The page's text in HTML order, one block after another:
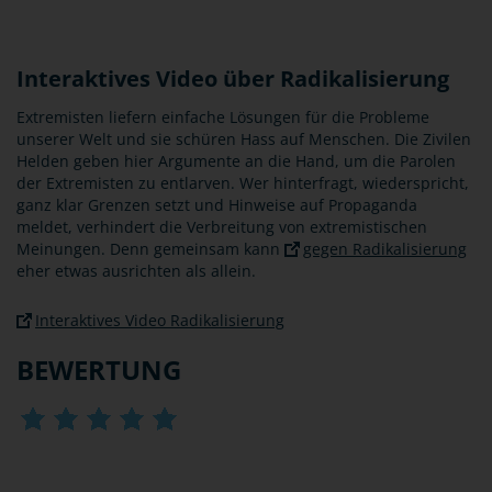
Interaktives Video über Radikalisierung
Extremisten liefern einfache Lösungen für die Probleme
unserer Welt und sie schüren Hass auf Menschen. Die Zivilen
Helden geben hier Argumente an die Hand, um die Parolen
der Extremisten zu entlarven. Wer hinterfragt, wiederspricht,
ganz klar Grenzen setzt und Hinweise auf Propaganda
meldet, verhindert die Verbreitung von extremistischen
Meinungen. Denn gemeinsam kann
gegen Radikalisierung
eher etwas ausrichten als allein.
Interaktives Video Radikalisierung
BEWERTUNG